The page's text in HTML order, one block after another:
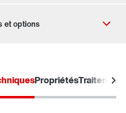
Partner
Propriétés